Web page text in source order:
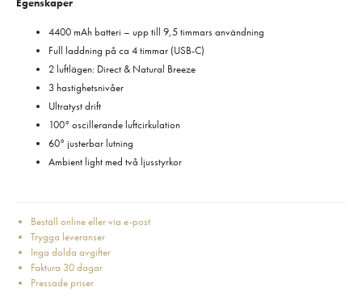
Egenskaper
4400 mAh batteri – upp till 9,5 timmars användning
Full laddning på ca 4 timmar (USB-C)
2 luftlägen: Direct & Natural Breeze
3 hastighetsnivåer
Ultratyst drift
100° oscillerande luftcirkulation
60° justerbar lutning
Ambient light med två ljusstyrkor
Beställ online eller via e-post
Trygga leveranser
Inga dolda avgifter
Faktura 30 dagar
Pressade priser